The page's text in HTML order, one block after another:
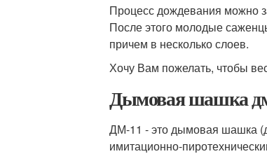
Процесс дождевания можно
После этого молодые
причем в несколько слоев.
Хочу Вам пожелать, чтобы
Дымовая шашка
ДМ-11 - это дымовая шашка
имитационно-